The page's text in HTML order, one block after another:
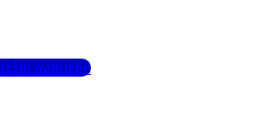
avancée